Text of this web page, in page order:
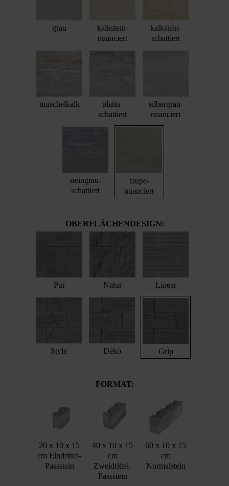
grau
kalkstein-
nuanciert
kalkstein-
schattiert
muschelkalk
platin-
schattiert
silbergrau-
nuanciert
steingrau-
schattiert
taupe-
nuanciert
OBERFLÄCHENDESIGN:
Pur Natur Linear
Style Deko Grip
FORMAT:
20 x 10 x 15
cm Eindrittel-
Passstein
40 x 10 x 15
cm
Zweidrittel-
Passstein
60 x 10 x 15
cm
Normalstein